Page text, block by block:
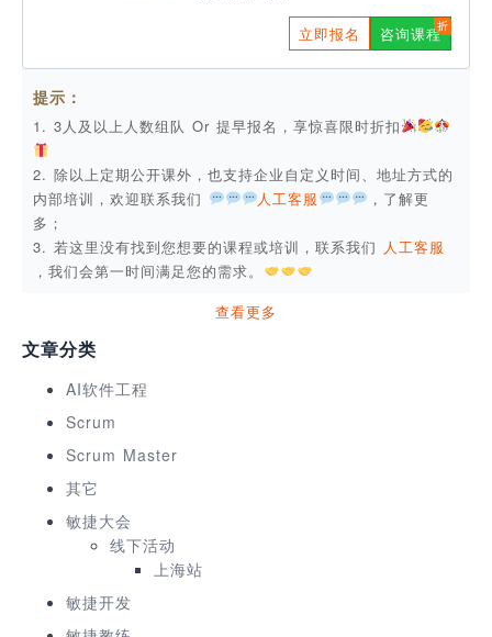
立即报名 咨询课程
提示：
1. 3人及以上人数组队 Or 提早报名，享惊喜限时折扣
2. 除以上定期公开课外，也支持企业自定义时间、地址方式的
内部培训，欢迎联系我们
人工客服
，了解更
多；
3. 若这里没有找到您想要的课程或培训，联系我们 人工客服
，我们会第一时间满足您的需求。
查看更多
文章分类
AI软件工程
Scrum
Scrum Master
其它
敏捷大会
线下活动
上海站
敏捷开发